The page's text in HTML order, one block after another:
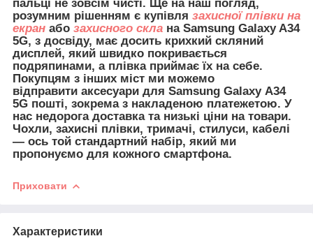
пальці не зовсім чисті. Ще на наш погляд,
розумним рішенням є купівля захисної плівки на
екран або захисного скла на Samsung Galaxy A34
5G, з досвіду, має досить крихкий скляний
дисплей, який швидко покривається
подряпинами, а плівка приймає їх на себе.
Покупцям з інших міст ми можемо
відправити аксесуари для Samsung Galaxy A34
5G пошті, зокрема з накладеною платежетою. У
нас недорога доставка та низькі ціни на товари.
Чохли, захисні плівки, тримачі, стилуси, кабелі
— ось той стандартний набір, який ми
пропонуємо для кожного смартфона.
Приховати
Характеристики